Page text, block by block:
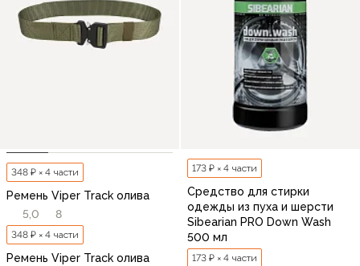
348 ₽ × 4 части
Ремень Viper Track олива
5,0
8
348 ₽ × 4 части
Ремень Viper Track олива
173 ₽ × 4 части
Средство для стирки
одежды из пуха и шерсти
Sibearian PRO Down Wash
500 мл
173 ₽ × 4 части